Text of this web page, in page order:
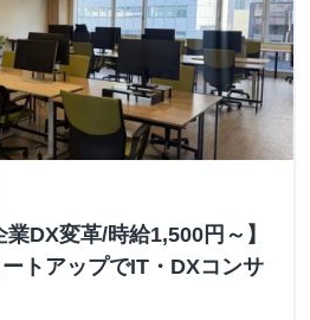
業DX変革/時給1,500円～】
トアップでIT・DXコンサ